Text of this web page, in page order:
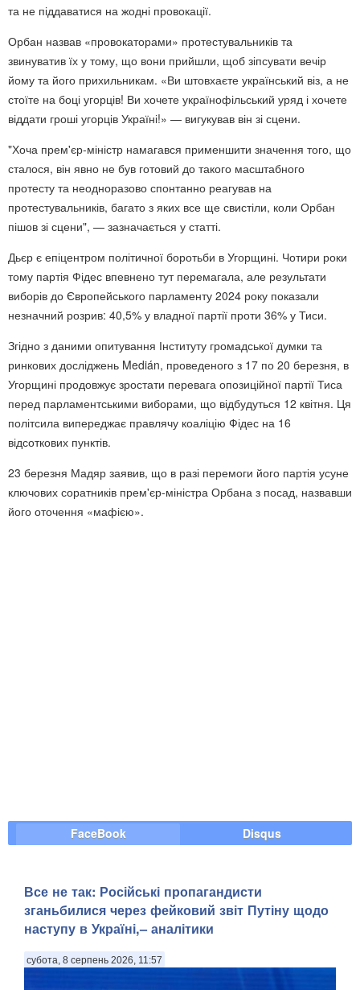
та не піддаватися на жодні провокації.
Орбан назвав «провокаторами» протестувальників та
звинуватив їх у тому, що вони прийшли, щоб зіпсувати вечір
йому та його прихильникам. «Ви штовхаєте український віз, а не
стоїте на боці угорців! Ви хочете українофільський уряд і хочете
віддати гроші угорців Україні!» — вигукував він зі сцени.
"Хоча прем'єр-міністр намагався применшити значення того, що
сталося, він явно не був готовий до такого масштабного
протесту та неодноразово спонтанно реагував на
протестувальників, багато з яких все ще свистіли, коли Орбан
пішов зі сцени", — зазначається у статті.
Дьєр є епіцентром політичної боротьби в Угорщині. Чотири роки
тому партія Фідес впевнено тут перемагала, але результати
виборів до Європейського парламенту 2024 року показали
незначний розрив: 40,5% у владної партії проти 36% у Тиси.
Згідно з даними опитування Інституту громадської думки та
ринкових досліджень Medián, проведеного з 17 по 20 березня, в
Угорщині продовжує зростати перевага опозиційної партії Тиса
перед парламентськими виборами, що відбудуться 12 квітня. Ця
політсила випереджає правлячу коаліцію Фідес на 16
відсоткових пунктів.
23 березня Мадяр заявив, що в разі перемоги його партія усуне
ключових соратників прем'єр-міністра Орбана з посад, назвавши
його оточення «мафією».
FaceBook Disqus
Все не так: Російські пропагандисти
зганьбилися через фейковий звіт Путіну щодо
наступу в Україні,– аналітики
субота, 8 серпень 2026, 11:57